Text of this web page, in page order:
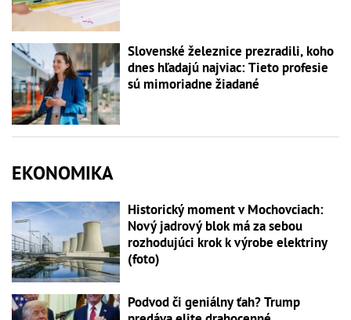
Slovenské železnice prezradili, koho
dnes hľadajú najviac: Tieto profesie
sú mimoriadne žiadané
EKONOMIKA
Historický moment v Mochovciach:
Nový jadrový blok má za sebou
rozhodujúci krok k výrobe elektriny
(foto)
Podvod či geniálny ťah? Trump